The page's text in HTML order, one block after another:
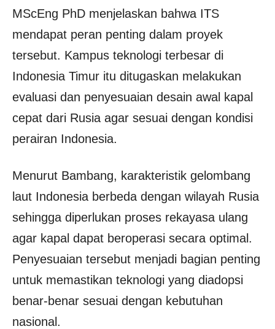
MScEng PhD menjelaskan bahwa ITS
mendapat peran penting dalam proyek
tersebut. Kampus teknologi terbesar di
Indonesia Timur itu ditugaskan melakukan
evaluasi dan penyesuaian desain awal kapal
cepat dari Rusia agar sesuai dengan kondisi
perairan Indonesia.
Menurut Bambang, karakteristik gelombang
laut Indonesia berbeda dengan wilayah Rusia
sehingga diperlukan proses rekayasa ulang
agar kapal dapat beroperasi secara optimal.
Penyesuaian tersebut menjadi bagian penting
untuk memastikan teknologi yang diadopsi
benar-benar sesuai dengan kebutuhan
nasional.